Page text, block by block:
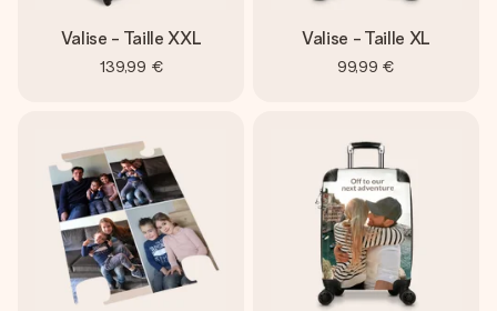
Valise - Taille XXL
139,99 €
Valise - Taille XL
99,99 €